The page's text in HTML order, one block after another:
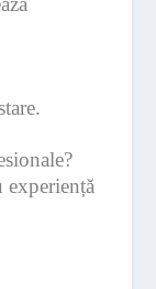
experiență